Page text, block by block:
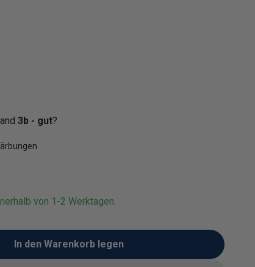
3b - gut?
von 1-2 Werktagen.
In den Warenkorb legen